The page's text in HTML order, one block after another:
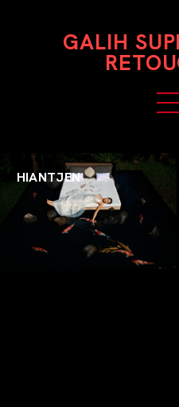
GALIH
HIANTJEN